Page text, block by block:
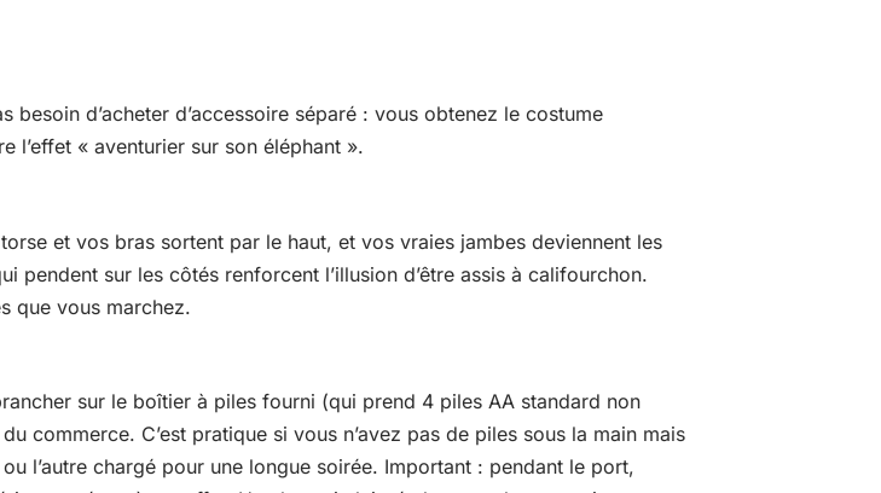
d’acheter d’accessoire séparé : vous obtenez le costume
l’effet « aventurier sur son éléphant ».
et vos bras sortent par le haut, et vos vraies jambes deviennent les
pendent sur les côtés renforcent l’illusion d’être assis à califourchon.
que vous marchez.
sur le boîtier à piles fourni (qui prend 4 piles AA standard non
commerce. C’est pratique si vous n’avez pas de piles sous la main mais
l’autre chargé pour une longue soirée. Important : pendant le port,